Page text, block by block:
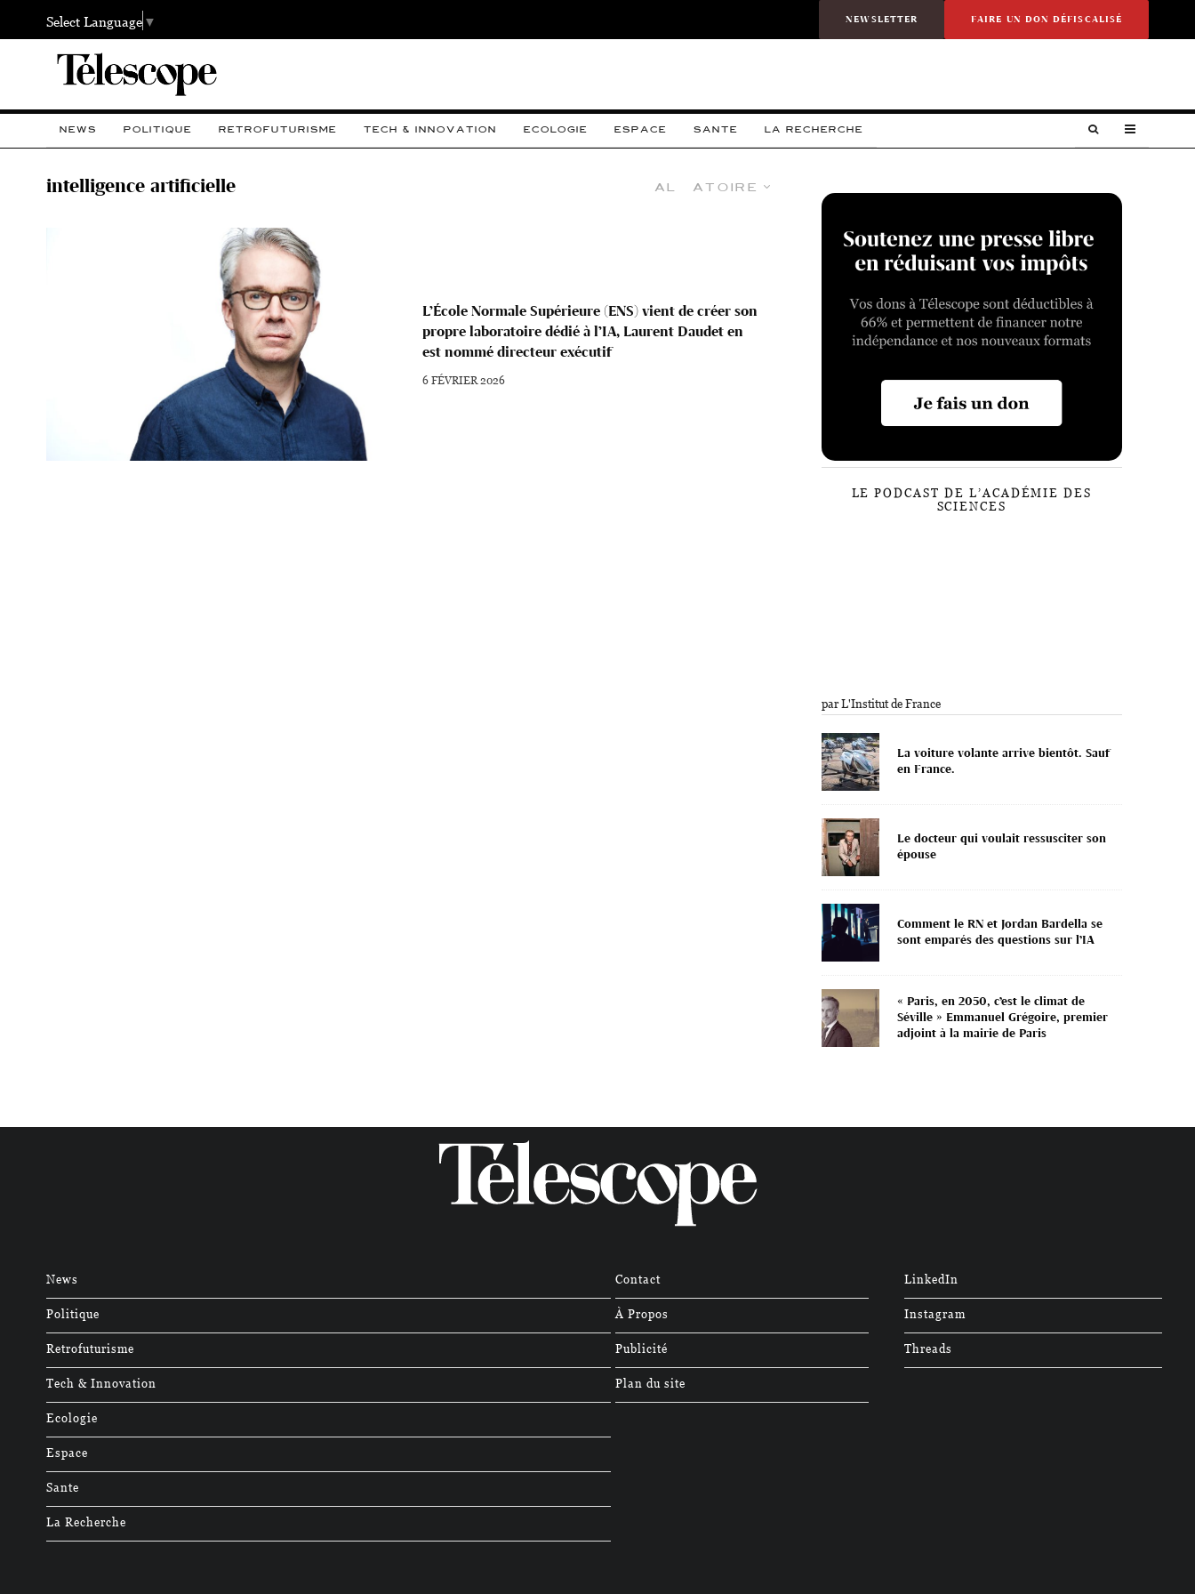
Select Language▼ NEWSLETTER FAIRE UN DON DÉFISCALISÉ
NEWS POLITIQUE RETROFUTURISME TECH & INNOVATION ECOLOGIE ESPACE SANTE LA RECHERCHE
Aléatoire
intelligence artificielle
L’École Normale Supérieure (ENS) vient de créer son
propre laboratoire dédié à l’IA, Laurent Daudet en
est nommé directeur exécutif
6 FÉVRIER 2026
LE PODCAST DE L’ACADÉMIE DES
SCIENCES
par L'Institut de France
La voiture volante arrive bientôt. Sauf
en France.
Le docteur qui voulait ressusciter son
épouse
Comment le RN et Jordan Bardella se
sont emparés des questions sur l’IA
« Paris, en 2050, c’est le climat de
Séville » Emmanuel Grégoire, premier
adjoint à la mairie de Paris
News
Politique
Retrofuturisme
Tech & Innovation
Ecologie
Espace
Sante
La Recherche
Contact
À Propos
Publicité
Plan du site
LinkedIn
Instagram
Threads